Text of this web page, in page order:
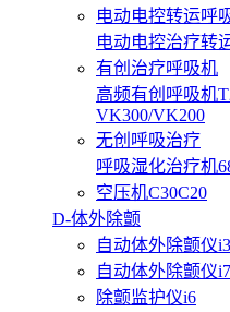
电动电控转运呼
电动电控治疗转
有创治疗呼吸机
高频有创呼吸机
VK300/VK200
无创呼吸治疗
呼吸湿化治疗机
空压机C30C20
D-体外除颤
自动体外除颤仪
自动体外除颤仪
除颤监护仪i6